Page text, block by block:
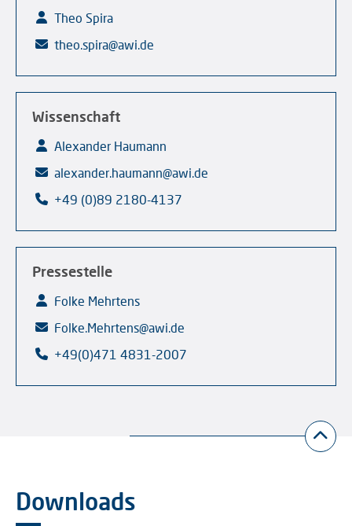
Theo Spira
theo.spira@awi.de
Wissenschaft
Alexander Haumann
alexander.haumann@awi.de
+49 (0)89 2180-4137
Pressestelle
Folke Mehrtens
Folke.Mehrtens@awi.de
+49(0)471 4831-2007
Downloads